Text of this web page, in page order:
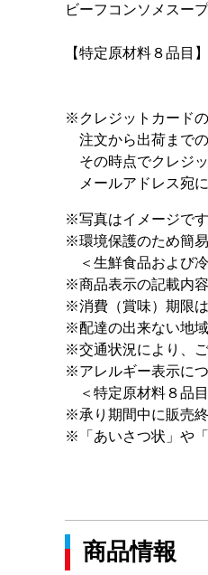
ビーフコンソメスー
【特定原材料８品
※クレジットカード
注文から出荷までの
その時点でクレジ
メールアドレス宛に
※写真はイメージで
※環境保護のため簡
＜生鮮食品および
※商品表示の記載内
※消費（賞味）期限
※配達の出来ない地
※交通状況により、
※アレルギー表示に
＜特定原材料８品
※承り期間中に販売
※「あいさつ状」や
商品情報